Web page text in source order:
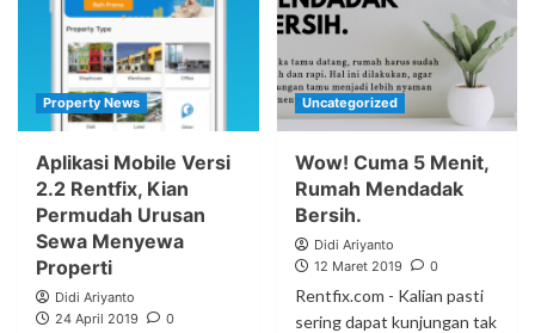
Property News
Aplikasi Mobile Versi
2.2 Rentfix, Kian
Permudah Urusan
Sewa Menyewa
Properti
Didi Ariyanto
24 April 2019
0
Uncategorized
Wow! Cuma 5 Menit,
Rumah Mendadak
Bersih.
Didi Ariyanto
12 Maret 2019
0
Rentfix.com - Kalian pasti
sering dapat kunjungan tak